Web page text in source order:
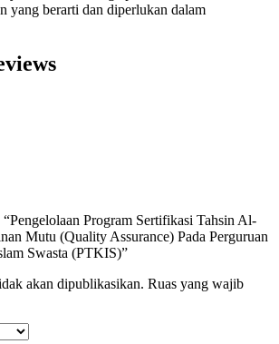
yang berarti dan diperlukan dalam
Program Sertifikasi Tahsin Al-
Mutu (Quality Assurance) Pada Perguruan
Swasta (PTKIS)”
akan dipublikasikan. Ruas yang wajib